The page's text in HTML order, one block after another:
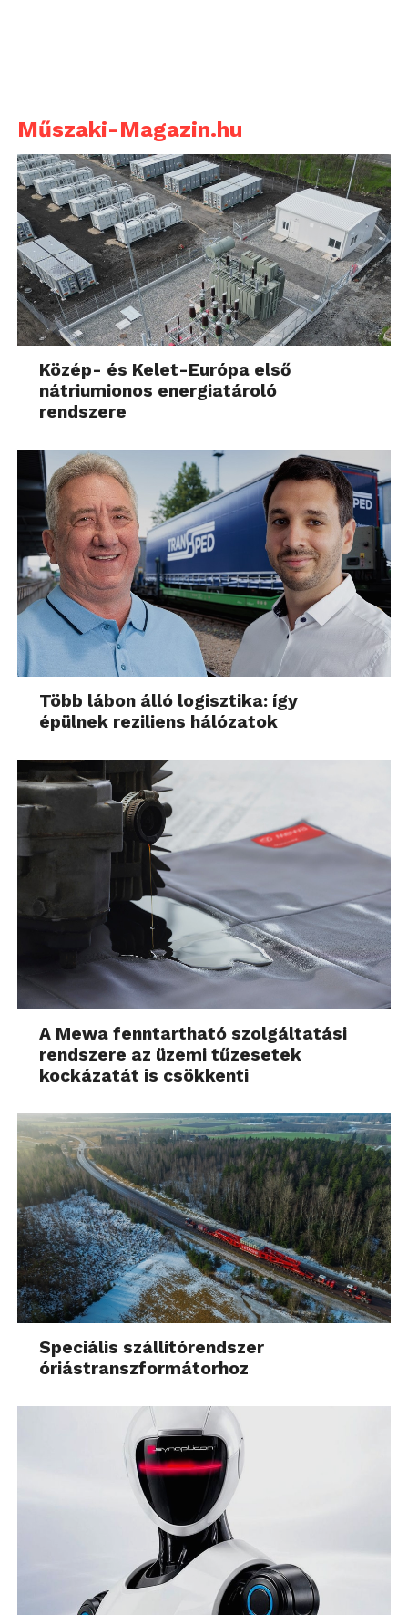
Műszaki-Magazin.hu
Közép- és Kelet-Európa első
nátriumionos energiatároló
rendszere
Több lábon álló logisztika: így
épülnek reziliens hálózatok
A Mewa fenntartható szolgáltatási
rendszere az üzemi tűzesetek
kockázatát is csökkenti
Speciális szállítórendszer
óriástranszformátorhoz